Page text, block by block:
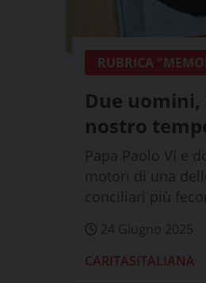
RUBRICA
Due
nostro
Papa Paolo VI e
motori di una
conciliari più
24 Giugno 2025
CARITASITALIANA